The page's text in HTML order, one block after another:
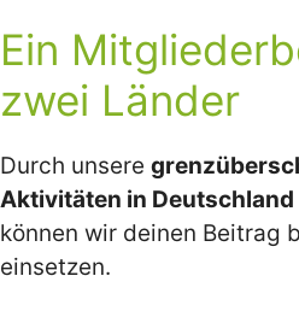
Ein
zwei Länder
Durch unsere
Aktivitäten in Deutschland
können wir deinen Beitrag
einsetzen.